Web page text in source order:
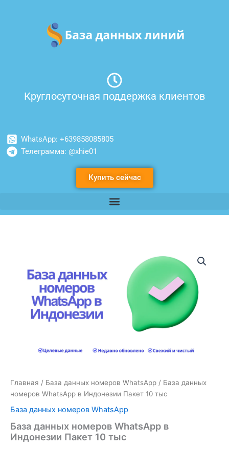
содержимому
Круглосуточная поддержка клиентов
WhatsApp: +639858085805
Телеграмма: @xhie01
Купить сейчас
Главная / База данных номеров WhatsApp / База данных
номеров WhatsApp в Индонезии Пакет 10 тыс
База данных номеров WhatsApp
База данных номеров WhatsApp в
Индонезии Пакет 10 тыс
данных
WhatsApp
Индонезии